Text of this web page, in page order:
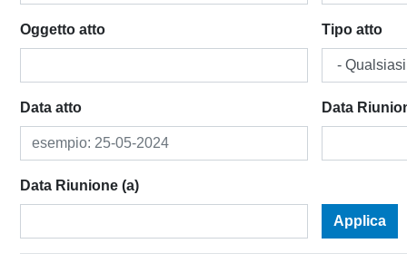
Oggetto atto Tipo atto
Data atto Data
Data Riunione (a)
Applica